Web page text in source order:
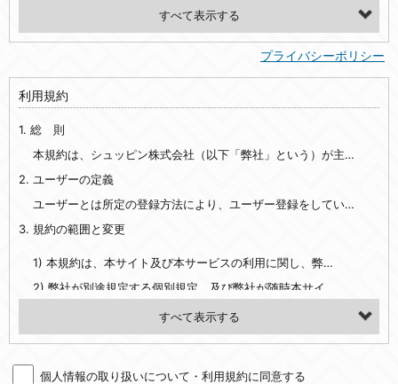
【シュッピン会員共通でご登録いただく情報】
・必須登録：氏名、生年月日、性別、住所、電話番号、メールアドレス、パスワード
・任意登録：ニックネーム、プロフィール画像、希望するメールマガジンの種類
【当社サービスをご利用時に当社が取得またはご提供いただく情報】
・法律上の要請等により、本人確認を行うための本人確認書類（運転免許証、健康保険証、住民票の写し等）、および当該書類に含まれる情報
・当社サービスのご利用履歴
・当社ウェブサイト・サービス内のクッキー情報
【外部サービスアカウントを利用される場合】
会員登録時にソーシャルネットワーキングサービス等の外部サービスとの連携を許可した場合には、その許可の際にご同意いただいた内容に基づき、当該外部サービスでユーザーが利用するIDおよび当該外部サービスのプライバシー設定によりお客様が当社に開示を認めた情報について取得いたします
プライバシーポリシー
利用規約
1. 総 則
本規約は、シュッピン株式会社（以下「弊社」という）が主催・運営するインターネット上のWebサイト『mapcamera.com』（以下「本サイト」という）及び本サイトを通じて提供されるサービス（以下「本サービス」といいます）をご利用いただく際の、ユーザーと弊社間の一切の関係に適用されます。
2. ユーザーの定義
ユーザーとは所定の登録方法により、ユーザー登録をしていただいた方をいいます。
3. 規約の範囲と変更
1) 本規約は、本サイト及び本サービスの利用に関し、弊社及び全てのユーザーに適用されます。>
4. ユーザーの登録内容について
個人情報の取り扱いについて・利用規約に同意する